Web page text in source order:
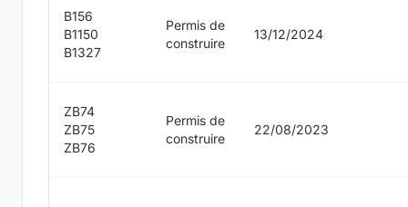
B156
B1150
B1327
Permis de
construire
13/12/2024
ZB74
ZB75
ZB76
Permis de
construire
22/08/2023